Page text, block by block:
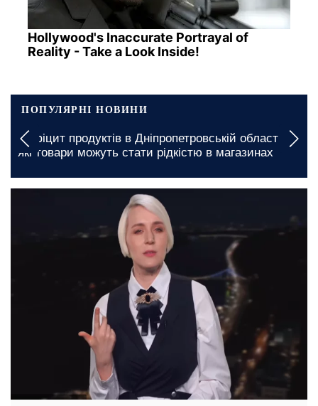
Hollywood's Inaccurate Portrayal of
Reality - Take a Look Inside!
ПОПУЛЯРНІ НОВИНИ
Дефіцит продуктів в Дніпропетровській області:
які товари можуть стати рідкістю в магазинах